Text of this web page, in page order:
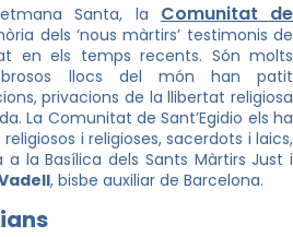
Santa, la Comunitat de
dels ‘nous màrtirs’ testimonis de
en els temps recents. Són molts
llocs del món han patit
privacions de la llibertat religiosa
La Comunitat de Sant’Egidio els ha
i religioses, sacerdots i laics,
la Basílica dels Sants Màrtirs Just i
, bisbe auxiliar de Barcelona.